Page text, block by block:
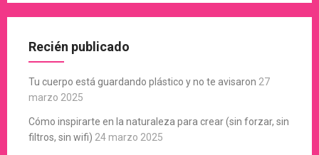
Recién publicado
Tu cuerpo está guardando plástico y no te avisaron 27
marzo 2025
Cómo inspirarte en la naturaleza para crear (sin forzar, sin
filtros, sin wifi) 24 marzo 2025